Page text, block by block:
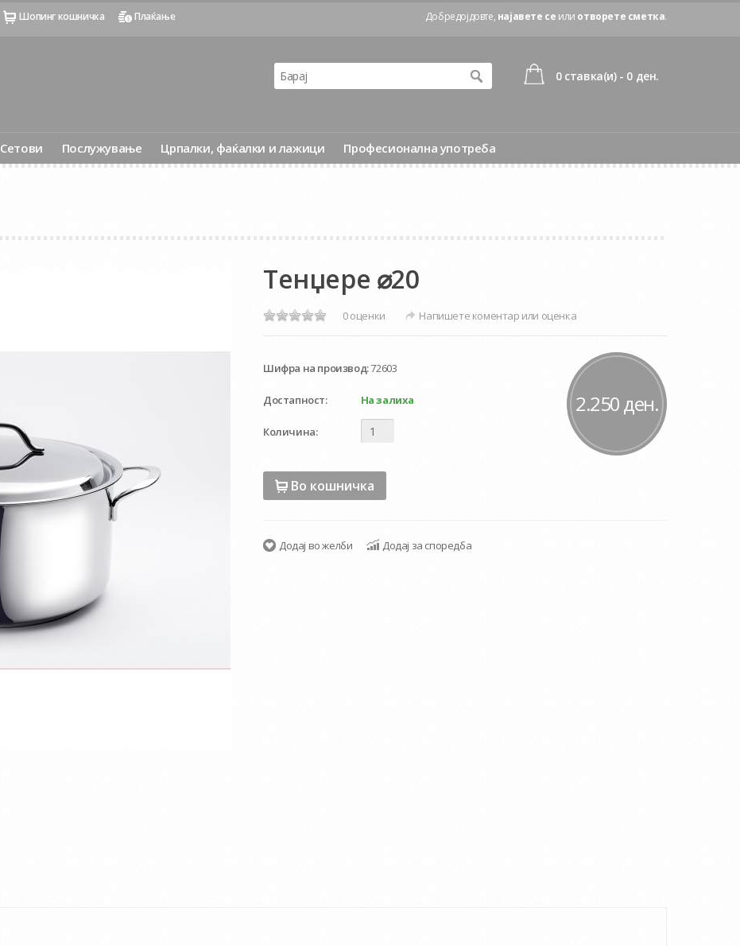
Добредојдовте, најавете се или отворете сметка.
Шопинг кошничка Плаќање
0 ставка(и) - 0 ден.
Сетови Послужување Црпалки, фаќалки и лажици Професионална употреба
Тенџере ⌀20
0 оценки Напишете коментар или оценка
2.250 ден.
Шифра на производ:72603
Достапност: На залиха
Количина:
Во кошничка
Додај во желби Додај за споредба